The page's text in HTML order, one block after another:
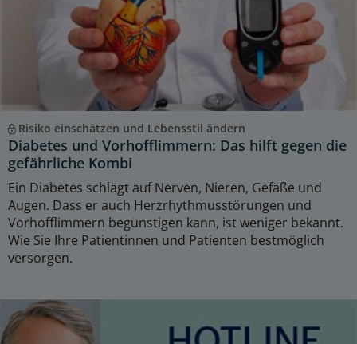
Risiko einschätzen und Lebensstil ändern
Diabetes und Vorhofflimmern: Das hilft gegen die
gefährliche Kombi
Ein Diabetes schlägt auf Nerven, Nieren, Gefäße und
Augen. Dass er auch Herzrhythmusstörungen und
Vorhofflimmern begünstigen kann, ist weniger bekannt.
Wie Sie Ihre Patientinnen und Patienten bestmöglich
versorgen.